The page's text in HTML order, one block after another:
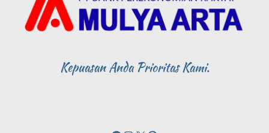
Kepuasan Anda Prioritas Kami.